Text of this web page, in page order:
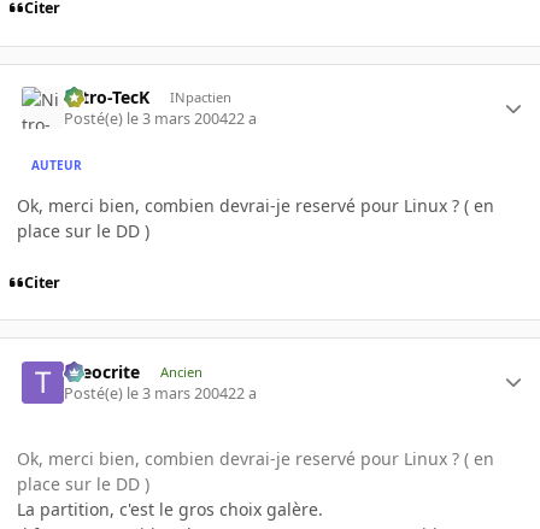
Citer
Nitro-TecK INpactien
Posté(e) le 3 mars 200422 a
AUTEUR
Ok, merci bien, combien devrai-je reservé pour Linux ? ( en
place sur le DD )
Citer
theocrite Ancien
Posté(e) le 3 mars 200422 a
Ok, merci bien, combien devrai-je reservé pour Linux ? ( en
place sur le DD )
La partition, c'est le gros choix galère.